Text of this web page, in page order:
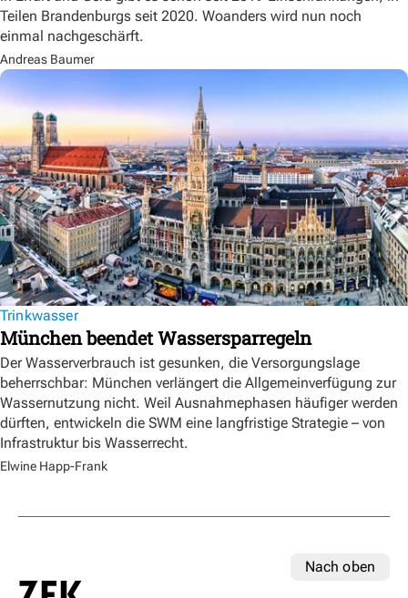
Teilen Brandenburgs seit 2020. Woanders wird nun noch
einmal nachgeschärft.
Andreas Baumer
Trinkwasser
München beendet Wassersparregeln
Der Wasserverbrauch ist gesunken, die Versorgungslage
beherrschbar: München verlängert die Allgemeinverfügung zur
Wassernutzung nicht. Weil Ausnahmephasen häufiger werden
dürften, entwickeln die SWM eine langfristige Strategie – von
Infrastruktur bis Wasserrecht.
Elwine Happ-Frank
Nach oben